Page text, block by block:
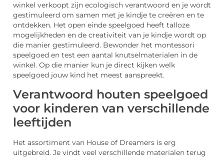
winkel verkoopt zijn ecologisch verantwoord en je wordt
gestimuleerd om samen met je kindje te creëren en te
ontdekken. Het open einde speelgoed heeft talloze
mogelijkheden en de creativiteit van je kindje wordt op
die manier gestimuleerd. Bewonder het montessori
speelgoed en test een aantal knutselmaterialen in de
winkel. Op die manier kun je direct kijken welk
speelgoed jouw kind het meest aanspreekt.
Verantwoord houten speelgoed
voor kinderen van verschillende
leeftijden
Het assortiment van House of Dreamers is erg
uitgebreid. Je vindt veel verschillende materialen terug